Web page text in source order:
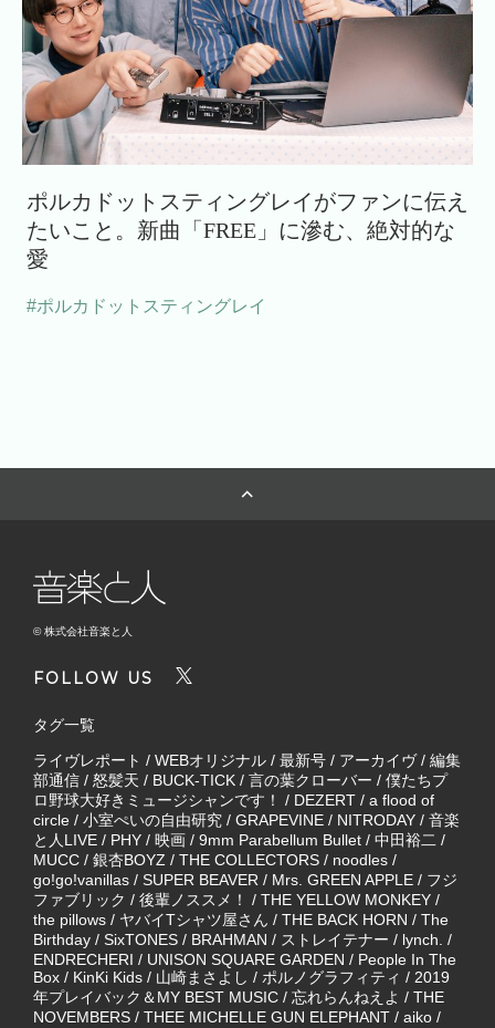
ポルカドットスティングレイがファンに伝え
たいこと。新曲「FREE」に滲む、絶対的な
愛
#ポルカドットスティングレイ
© 株式会社音楽と人
FOLLOW US
タグ一覧
ライヴレポート / WEBオリジナル / 最新号 / アーカイヴ/ 編集
部通信 / 怒髪天 / BUCK-TICK / 言の葉クローバー / 僕たちプ
ロ野球大好きミュージシャンです！
/ DEZERT / a flood of
circle / 小室ぺいの自由研究 / GRAPEVINE / NITRODAY / 音楽
と人LIVE / PHY / 映画 / 9mm Parabellum Bullet / 中田裕二 /
MUCC / 銀杏BOYZ / THE COLLECTORS / noodles /
go!go!vanillas / SUPER BEAVER / Mrs. GREEN APPLE / フジ
ファブリック / 後輩ノススメ！ / THE YELLOW MONKEY /
the pillows / ヤバイTシャツ屋さん / THE BACK HORN / The
Birthday / SixTONES / BRAHMAN / ストレイテナー / lynch. /
ENDRECHERI / UNISON SQUARE GARDEN / People In The
Box / KinKi Kids / 山崎まさよし / ポルノグラフィティ / 2019
年プレイバック＆MY BEST MUSIC / 忘れらんねえよ / THE
NOVEMBERS / THEE MICHELLE GUN ELEPHANT / aiko /